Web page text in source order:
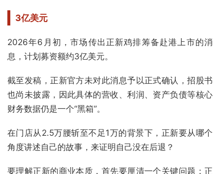
3亿美元
2026年6月初，市场传出正新鸡排筹备赴港上市的消
息，计划募资额约3亿美元。
截至发稿，正新官方未对此消息予以正式确认，招股书
也尚未披露，因此具体的营收、利润、资产负债等核心
财务数据仍是一个“黑箱”。
在门店从2.5万腰斩至不足1万的背景下，正新要从哪个
角度讲述自己的故事，来证明自己没在后退？
要理解正新的商业本质，首先要厘清一个关键问题：正